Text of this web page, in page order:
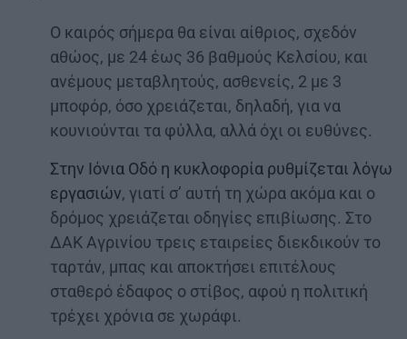
Ο καιρός σήμερα θα είναι αίθριος, σχεδόν
αθώος, με 24 έως 36 βαθμούς Κελσίου, και
ανέμους μεταβλητούς, ασθενείς, 2 με 3
μποφόρ, όσο χρειάζεται, δηλαδή, για να
κουνιούνται τα φύλλα, αλλά όχι οι ευθύνες.
Στην Ιόνια Οδό η κυκλοφορία ρυθμίζεται λόγω
εργασιών, γιατί σ’ αυτή τη χώρα ακόμα και ο
δρόμος χρειάζεται οδηγίες επιβίωσης. Στο
ΔΑΚ Αγρινίου τρεις εταιρείες διεκδικούν το
ταρτάν, μπας και αποκτήσει επιτέλους
σταθερό έδαφος ο στίβος, αφού η πολιτική
τρέχει χρόνια σε χωράφι.